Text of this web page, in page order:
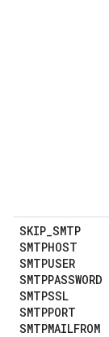
SKIP_SMTP
SMTPHOST
SMTPUSER
SMTPPASSWORD
SMTPSSL
SMTPPORT
SMTPMAILFROM